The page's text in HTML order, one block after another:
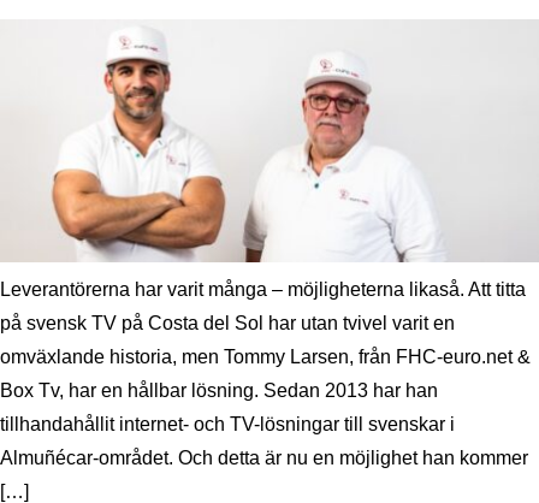
Leverantörerna har varit många – möjligheterna likaså. Att titta
på svensk TV på Costa del Sol har utan tvivel varit en
omväxlande historia, men Tommy Larsen, från FHC-euro.net &
Box Tv, har en hållbar lösning. Sedan 2013 har han
tillhandahållit internet- och TV-lösningar till svenskar i
Almuñécar-området. Och detta är nu en möjlighet han kommer
[…]